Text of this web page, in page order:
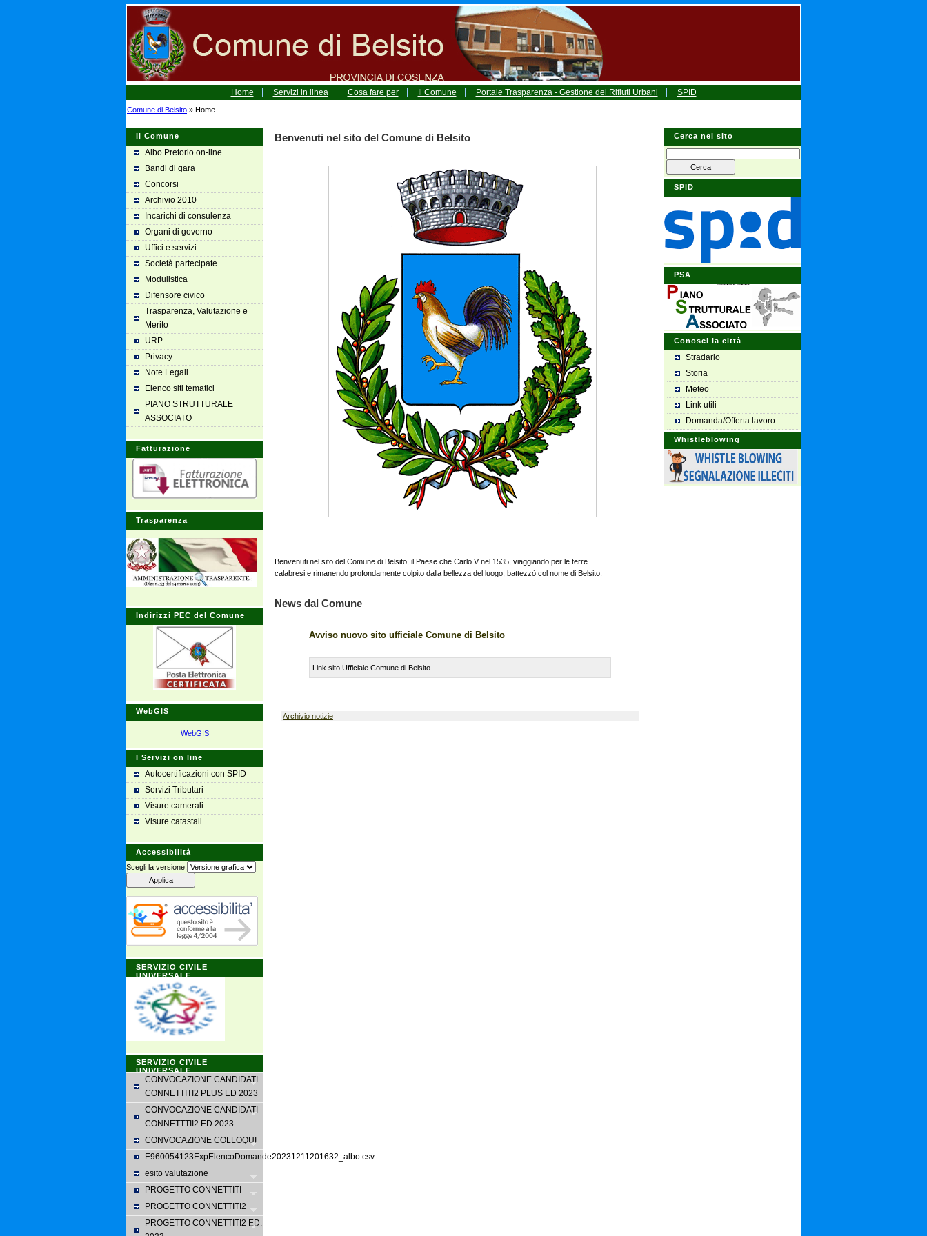
Home Servizi in linea Cosa fare per Il Comune Portale Trasparenza - Gestione dei Rifiuti Urbani SPID
Comune di Belsito » Home
Il Comune
Albo Pretorio on-line
Bandi di gara
Concorsi
Archivio 2010
Incarichi di consulenza
Organi di governo
Uffici e servizi
Società partecipate
Modulistica
Difensore civico
Trasparenza, Valutazione e
Merito
URP
Privacy
Note Legali
Elenco siti tematici
PIANO STRUTTURALE
ASSOCIATO
Fatturazione
Trasparenza
Indirizzi PEC del Comune
WebGIS
WebGIS
I Servizi on line
Autocertificazioni con SPID
Servizi Tributari
Visure camerali
Visure catastali
Accessibilità
Scegli la versione:
SERVIZIO CIVILE
UNIVERSALE
SERVIZIO CIVILE
UNIVERSALE
CONVOCAZIONE CANDIDATI
CONNETTITI2 PLUS ED 2023
CONVOCAZIONE CANDIDATI
CONNETTTII2 ED 2023
CONVOCAZIONE COLLOQUI
E960054123ExpElencoDomande20231211201632_albo.csv
esito valutazione
PROGETTO CONNETTITI
PROGETTO CONNETTITI2
PROGETTO CONNETTITI2 ED.
Cerca nel sito
SPID
PSA
Conosci la città
Stradario
Storia
Meteo
Link utili
Domanda/Offerta lavoro
Whistleblowing
Benvenuti nel sito del Comune di Belsito
Benvenuti nel sito del Comune di Belsito, il Paese che Carlo V nel 1535, viaggiando per le terre
calabresi e rimanendo profondamente colpito dalla bellezza del luogo, battezzò col nome di Belsito.
News dal Comune
Avviso nuovo sito ufficiale Comune di Belsito
Link sito Ufficiale Comune di Belsito
Archivio notizie